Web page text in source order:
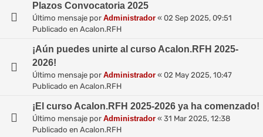
Plazos Convocatoria 2025
Último mensaje por Administrador « 02 Sep 2025, 09:51
Publicado en Acalon.RFH
¡Aún puedes unirte al curso Acalon.RFH 2025-
2026!
Último mensaje por Administrador « 02 May 2025, 10:47
Publicado en Acalon.RFH
¡El curso Acalon.RFH 2025-2026 ya ha comenzado!
Último mensaje por Administrador « 31 Mar 2025, 12:38
Publicado en Acalon.RFH